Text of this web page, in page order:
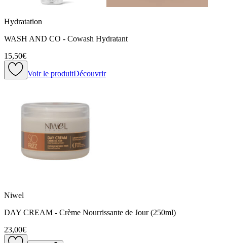
Hydratation
WASH AND CO - Cowash Hydratant
15,50€
Voir le produitDécouvrir
Niwel
DAY CREAM - Crème Nourrissante de Jour (250ml)
23,00€